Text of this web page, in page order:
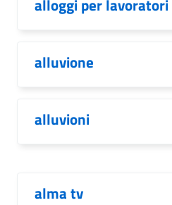
alloggi per lavoratori
alluvione
alluvioni
alma tv